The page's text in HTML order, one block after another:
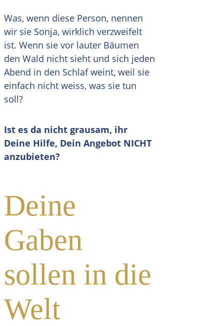
Was, wenn diese Person, nennen
wir sie Sonja, wirklich verzweifelt
ist. Wenn sie vor lauter Bäumen
den Wald nicht sieht und sich jeden
Abend in den Schlaf weint, weil sie
einfach nicht weiss, was sie tun
soll?
Ist es da nicht grausam, ihr
Deine Hilfe, Dein Angebot NICHT
anzubieten?
Deine
Gaben
sollen in die
Welt